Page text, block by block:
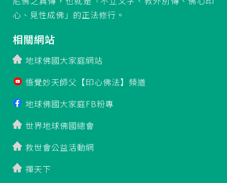
心、見性成佛」的正法修行。
相關網站
地球佛國大家庭網站
悟覺妙天師父【印心佛法】頻道
地球佛國大家庭FB粉專
世界地球佛國總會
救世會公益活動網
禪天下